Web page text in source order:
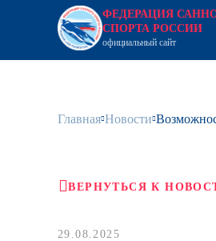
ФЕДЕРАЦИЯ
СПОРТА РОССИИ
официальный сайт
Главная Новости
ВЕРНУТЬСЯ К
29.08.2025